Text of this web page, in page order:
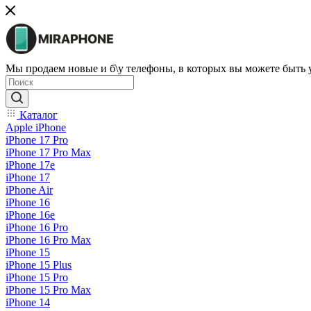
Мы продаем новые и б\у телефоны, в которых вы можете быть
Каталог
Apple iPhone
iPhone 17 Pro
iPhone 17 Pro Max
iPhone 17e
iPhone 17
iPhone Air
iPhone 16
iPhone 16e
iPhone 16 Pro
iPhone 16 Pro Max
iPhone 15
iPhone 15 Plus
iPhone 15 Pro
iPhone 15 Pro Max
iPhone 14